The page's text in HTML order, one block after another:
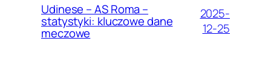
Udinese – AS Roma –
statystyki: kluczowe dane
meczowe
2025-
12-25